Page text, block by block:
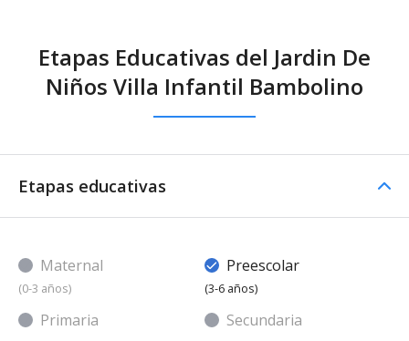
Etapas Educativas del Jardin De
Niños Villa Infantil Bambolino
Etapas educativas
Maternal
(0-3 años)
Preescolar
(3-6 años)
Primaria
Secundaria